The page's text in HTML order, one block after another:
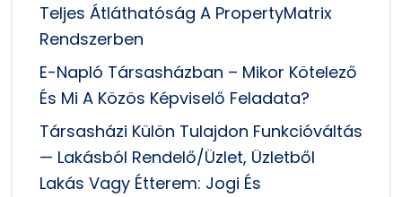
Teljes Átláthatóság A PropertyMatrix
Rendszerben
E-Napló Társasházban – Mikor Kötelező
És Mi A Közös Képviselő Feladata?
Társasházi Külön Tulajdon Funkcióváltás
— Lakásból Rendelő/üzlet, Üzletből
Lakás Vagy Étterem: Jogi És